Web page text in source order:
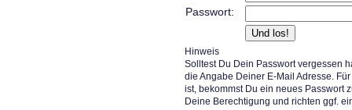
Passwort:
Hinweis
Solltest Du Dein Passwort vergessen
die Angabe Deiner E-Mail Adresse.
ist, bekommst Du ein neues Passwort
Deine Berechtigung und richten ggf.